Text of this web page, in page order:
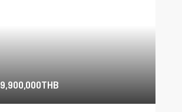
9,900,000THB